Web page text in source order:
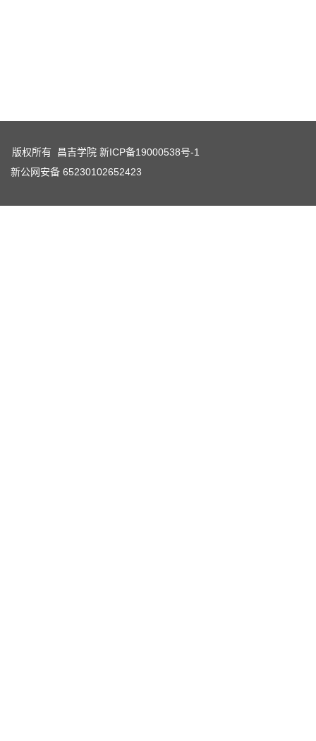
版权所有 昌吉学院 新ICP备19000538号-1
新公网安备 65230102652423